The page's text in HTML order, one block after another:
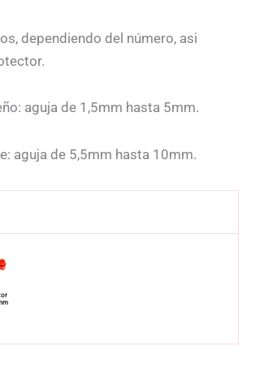
dependiendo del número, asi
aguja de 1,5mm hasta 5mm.
aguja de 5,5mm hasta 10mm.